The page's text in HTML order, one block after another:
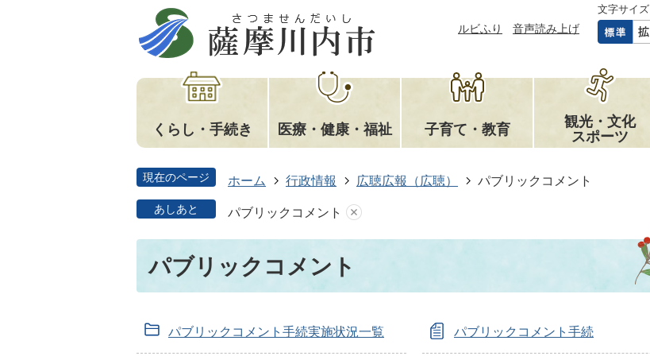
ルビふり 音声読み上げ
文字サイズ
くらし・手続き 医療・健康・福祉 子育て・教育
観光・文化
スポーツ
現在のページ ホーム 行政情報 広聴広報（広聴） パブリックコメント
あしあと パブリックコメント
パブリックコメント
パブリックコメント手続実施状況一覧 パブリックコメント手続